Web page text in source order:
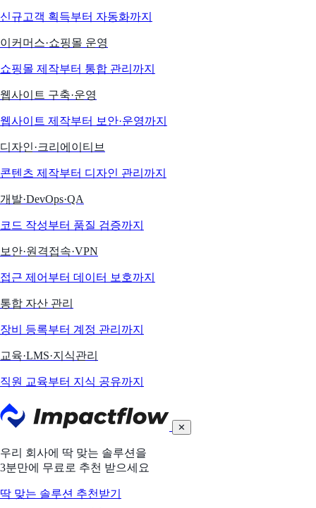
신규고객 획득부터 자동화까지
이커머스·쇼핑몰 운영
쇼핑몰 제작부터 통합 관리까지
웹사이트 구축·운영
웹사이트 제작부터 보안·운영까지
디자인·크리에이티브
콘텐츠 제작부터 디자인 관리까지
개발·DevOps·QA
코드 작성부터 품질 검증까지
보안·원격접속·VPN
접근 제어부터 데이터 보호까지
통합 자산 관리
장비 등록부터 계정 관리까지
교육·LMS·지식관리
직원 교육부터 지식 공유까지
✕
우리 회사에 딱 맞는 솔루션을
3분만에 무료로 추천 받으세요
딱 맞는 솔루션 추천받기